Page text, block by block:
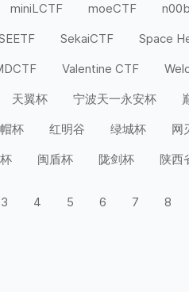
miniLCTF moeCTF
SekaiCTF
Space
Valentine CTF
天翼杯 宁波天一永安杯
杯 红明谷 绿城杯
网
闽盾杯 陇剑杯 陕西
3 4 5 6 7 8